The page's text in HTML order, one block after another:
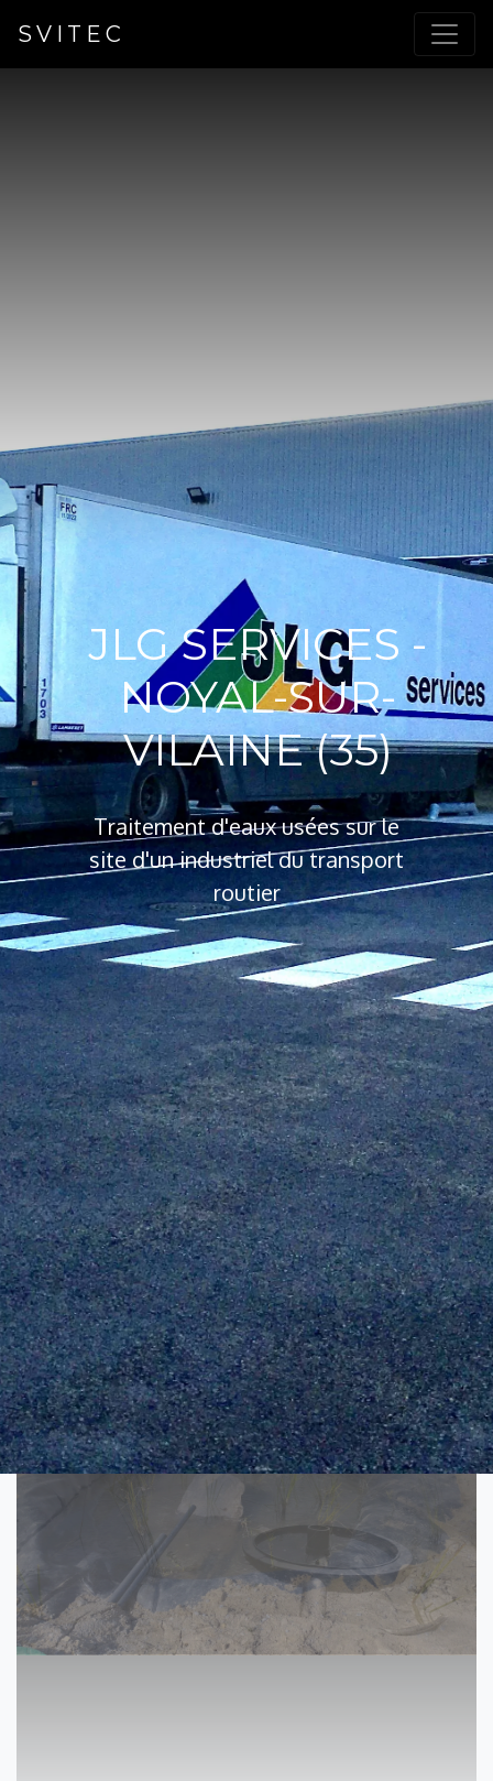
SVITEC
JLG SERVICES -
NOYAL-SUR-
VILAINE (35)
Traitement d'eaux usées sur le
site d'un industriel du transport
routier